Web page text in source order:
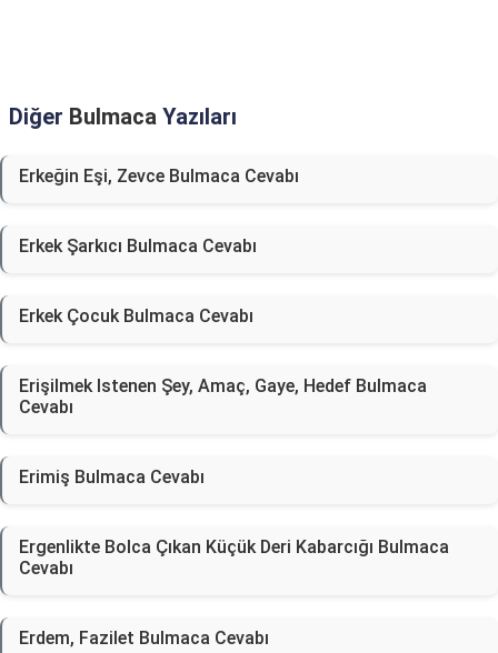
Diğer Bulmaca Yazıları
Erkeğin Eşi, Zevce Bulmaca Cevabı
Erkek Şarkıcı Bulmaca Cevabı
Erkek Çocuk Bulmaca Cevabı
Erişilmek Istenen Şey, Amaç, Gaye, Hedef Bulmaca
Cevabı
Erimiş Bulmaca Cevabı
Ergenlikte Bolca Çıkan Küçük Deri Kabarcığı Bulmaca
Cevabı
Erdem, Fazilet Bulmaca Cevabı